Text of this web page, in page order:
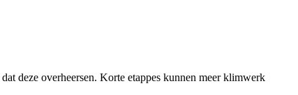
deze overheersen. Korte etappes kunnen meer klimwerk